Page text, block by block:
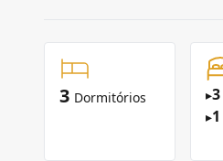
3 Dormitórios ▸3
▸1